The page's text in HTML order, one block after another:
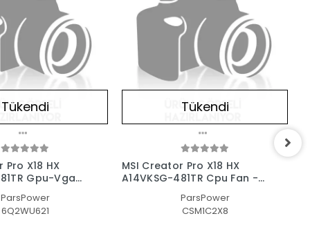
Tükendi
X18 HX
Gpu-Vga
ParsPower
6Q2WU621
Tükendi
MSI Creator Pro X18 HX
A14VKSG-481TR Cpu Fan -
ParsPower
CSM1C2X8